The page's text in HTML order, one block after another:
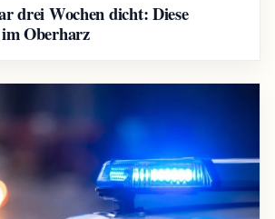
drei Wochen dicht: Diese
Oberharz